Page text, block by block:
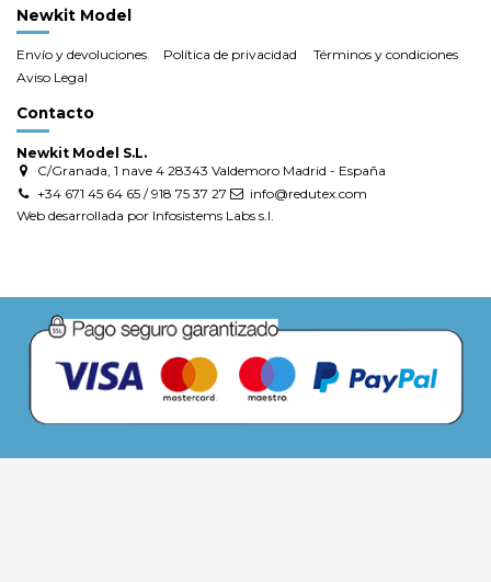
Newkit Model
Envío y devoluciones Política de privacidad
Términos y condiciones
Aviso Legal
Contacto
Newkit Model S.L.
C/Granada, 1 nave 4 28343 Valdemoro Madrid - España
+34 671 45 64 65 / 918 75 37 27
info@redutex.com
Web desarrollada por Infosistems Labs s.l.